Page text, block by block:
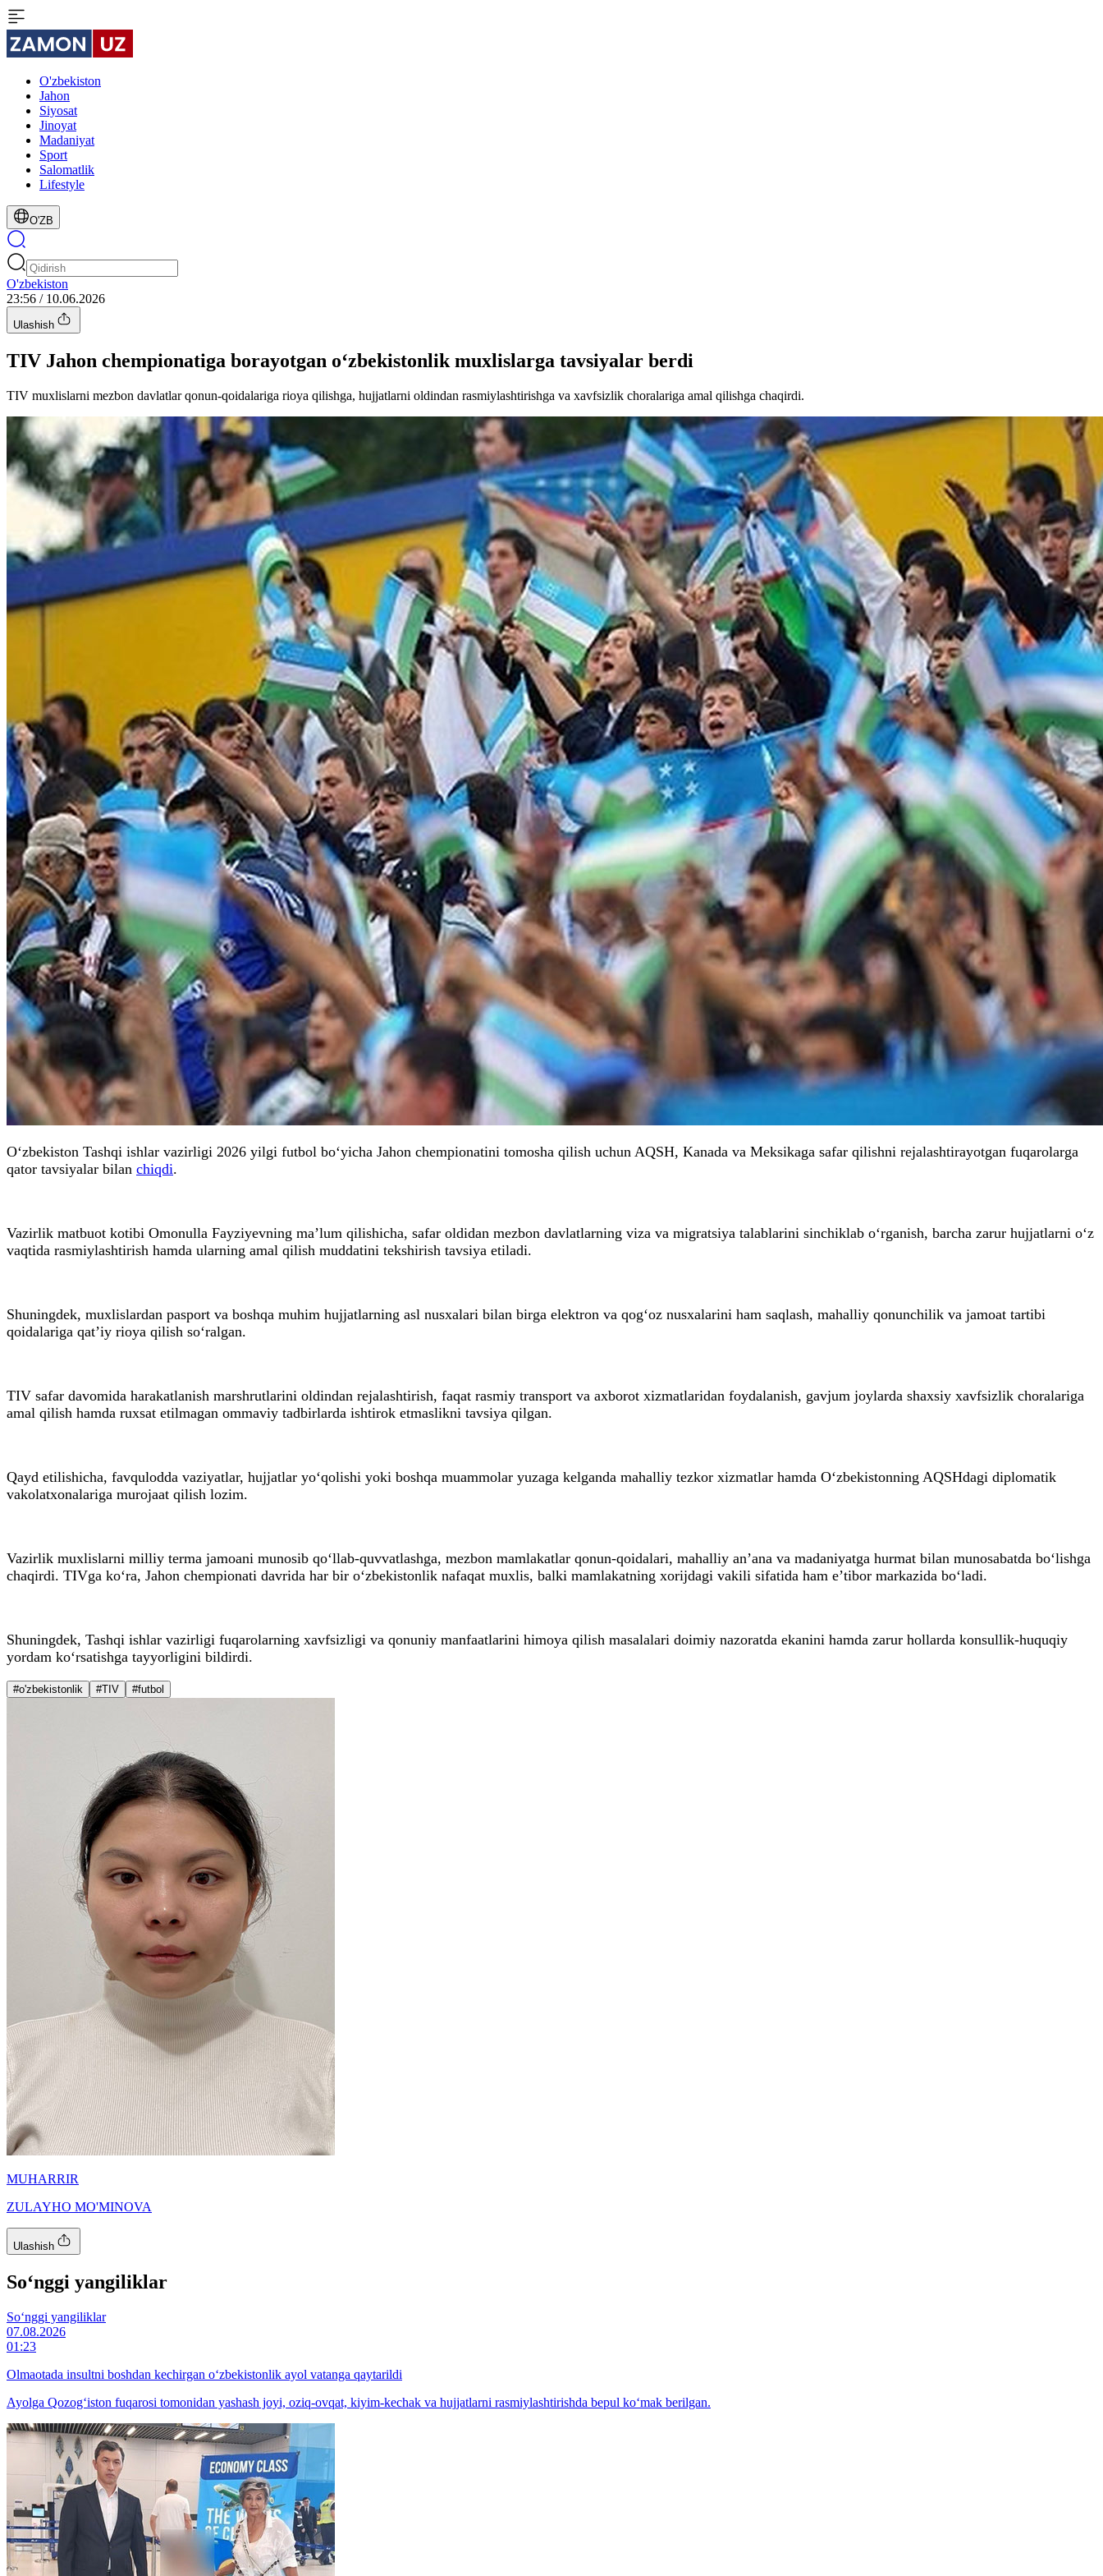
O'zbekiston
Jahon
Siyosat
Jinoyat
Madaniyat
Sport
Salomatlik
Lifestyle
O'ZB
O'zbekiston
23:56 / 10.06.2026
Ulashish
TIV Jahon chempionatiga borayotgan o‘zbekistonlik muxlislarga tavsiyalar berdi
TIV muxlislarni mezbon davlatlar qonun-qoidalariga rioya qilishga, hujjatlarni oldindan rasmiylashtirishga va xavfsizlik choralariga amal qilishga chaqirdi.
O‘zbekiston Tashqi ishlar vazirligi 2026 yilgi futbol bo‘yicha Jahon chempionatini tomosha qilish uchun AQSH, Kanada va Meksikaga safar qilishni rejalashtirayotgan fuqarolarga
qator tavsiyalar bilan chiqdi.
Vazirlik matbuot kotibi Omonulla Fayziyevning ma’lum qilishicha, safar oldidan mezbon davlatlarning viza va migratsiya talablarini sinchiklab o‘rganish, barcha zarur hujjatlarni o‘z
vaqtida rasmiylashtirish hamda ularning amal qilish muddatini tekshirish tavsiya etiladi.
Shuningdek, muxlislardan pasport va boshqa muhim hujjatlarning asl nusxalari bilan birga elektron va qog‘oz nusxalarini ham saqlash, mahalliy qonunchilik va jamoat tartibi
qoidalariga qat’iy rioya qilish so‘ralgan.
TIV safar davomida harakatlanish marshrutlarini oldindan rejalashtirish, faqat rasmiy transport va axborot xizmatlaridan foydalanish, gavjum joylarda shaxsiy xavfsizlik choralariga
amal qilish hamda ruxsat etilmagan ommaviy tadbirlarda ishtirok etmaslikni tavsiya qilgan.
Qayd etilishicha, favqulodda vaziyatlar, hujjatlar yo‘qolishi yoki boshqa muammolar yuzaga kelganda mahalliy tezkor xizmatlar hamda O‘zbekistonning AQSHdagi diplomatik
vakolatxonalariga murojaat qilish lozim.
Vazirlik muxlislarni milliy terma jamoani munosib qo‘llab-quvvatlashga, mezbon mamlakatlar qonun-qoidalari, mahalliy an’ana va madaniyatga hurmat bilan munosabatda bo‘lishga
chaqirdi. TIVga ko‘ra, Jahon chempionati davrida har bir o‘zbekistonlik nafaqat muxlis, balki mamlakatning xorijdagi vakili sifatida ham e’tibor markazida bo‘ladi.
Shuningdek, Tashqi ishlar vazirligi fuqarolarning xavfsizligi va qonuniy manfaatlarini himoya qilish masalalari doimiy nazoratda ekanini hamda zarur hollarda konsullik-huquqiy
yordam ko‘rsatishga tayyorligini bildirdi.
#o'zbekistonlik #TIV #futbol
MUHARRIR
ZULAYHO MO'MINOVA
Ulashish
So‘nggi yangiliklar
So‘nggi yangiliklar
07.08.2026
01:23
Olmaotada insultni boshdan kechirgan o‘zbekistonlik ayol vatanga qaytarildi
Ayolga Qozog‘iston fuqarosi tomonidan yashash joyi, oziq-ovqat, kiyim-kechak va hujjatlarni rasmiylashtirishda bepul ko‘mak berilgan.